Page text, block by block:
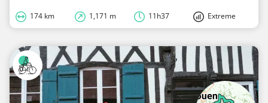
174 km 1,171 m 11h37 Extreme